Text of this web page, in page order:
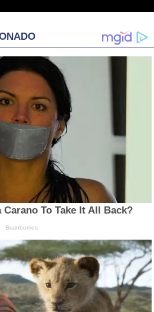
To Take It All Back?
Brainberries